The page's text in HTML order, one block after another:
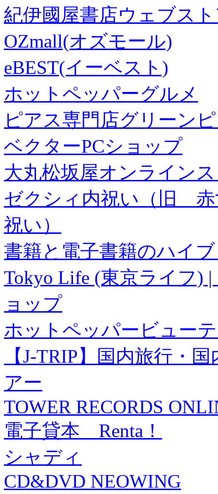
紀伊國屋書店ウェブス
OZmall(オズモール)
eBEST(イーベスト)
ホットペッパーグルメ
ピアス専門店グリーン
ベクターPCショップ
大丸松坂屋オンライン
ゼクシィ内祝い（旧 赤
祝い）
書籍と電子書籍のハイ
Tokyo Life (東京ライフ)
ョップ
ホットペッパービュー
【J-TRIP】国内旅行・
アー
TOWER RECORDS
電子貸本 Renta！
シャディ
CD&DVD NEOWING